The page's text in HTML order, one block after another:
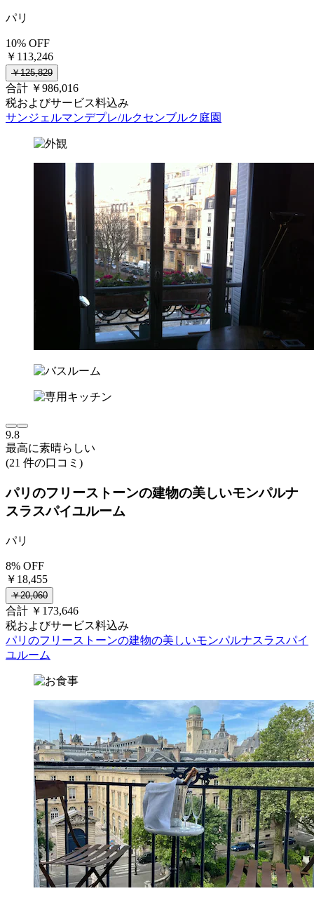
パリ
10% OFF
￥113,246
￥125,829
合計 ￥986,016
税およびサービス料込み
サンジェルマンデプレ/ルクセンブルク庭園
9.8
最高に素晴らしい
(21 件の口コミ)
パリのフリーストーンの建物の美しいモンパルナ
スラスパイユルーム
パリ
8% OFF
￥18,455
￥20,060
合計 ￥173,646
税およびサービス料込み
パリのフリーストーンの建物の美しいモンパルナスラスパイ
ユルーム